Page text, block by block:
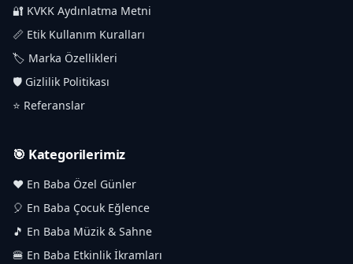
🔐 KVKK Aydınlatma Metni
📏 Etik Kullanım Kuralları
🏷️ Marka Özellikleri
🛡️ Gizlilik Politikası
⭐ Referanslar
🎯 Kategorilerimiz
❤️ En Baba Özel Günler
🎈 En Baba Çocuk Eğlence
🎵 En Baba Müzik & Sahne
🍔 En Baba Etkinlik İkramları